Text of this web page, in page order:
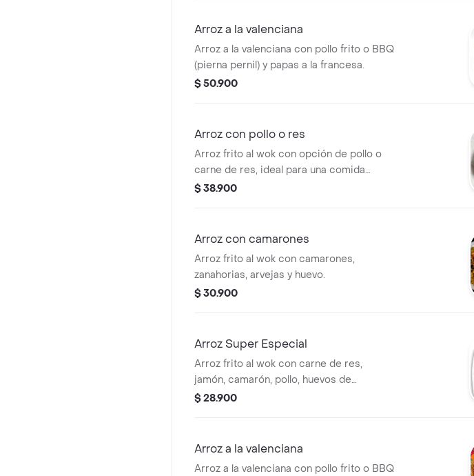
Arroz a la valenciana
Arroz a la valenciana con pollo frito o BBQ
(pierna pernil) y papas a la francesa.
$ 50.900
Arroz con pollo o res
Arroz frito al wok con opción de pollo o
carne de res, ideal para una comida
completa.
$ 38.900
Arroz con camarones
Arroz frito al wok con camarones,
zanahorias, arvejas y huevo.
$ 30.900
Arroz Super Especial
Arroz frito al wok con carne de res,
jamón, camarón, pollo, huevos de
codorniz y langostinos fritos dorados.
$ 28.900
Arroz a la valenciana
Arroz a la valenciana con pollo frito o BBQ